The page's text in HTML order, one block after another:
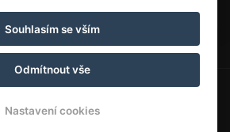
Souhlasím se vším
Odmítnout vše
Nastavení cookies